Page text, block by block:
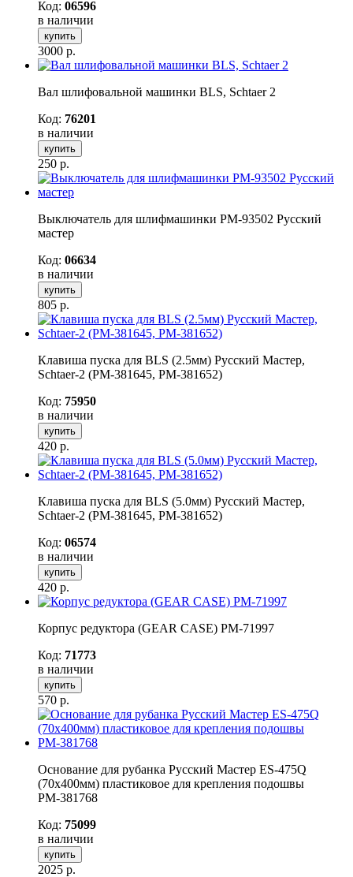
Код: 06596
в наличии
купить
3000 р.
Вал шлифовальной машинки BLS, Schtaer 2
Код: 76201
в наличии
купить
250 р.
Выключатель для шлифмашинки РМ-93502 Русский
мастер
Код: 06634
в наличии
купить
805 р.
Клавиша пуска для BLS (2.5мм) Русский Мастер,
Schtaer-2 (РМ-381645, РМ-381652)
Код: 75950
в наличии
купить
420 р.
Клавиша пуска для BLS (5.0мм) Русский Мастер,
Schtaer-2 (РМ-381645, РМ-381652)
Код: 06574
в наличии
купить
420 р.
Корпус редуктора (GEAR CASE) РМ-71997
Код: 71773
в наличии
купить
570 р.
Основание для рубанка Русский Мастер ES-475Q
(70х400мм) пластиковое для крепления подошвы
РМ-381768
Код: 75099
в наличии
купить
2025 р.